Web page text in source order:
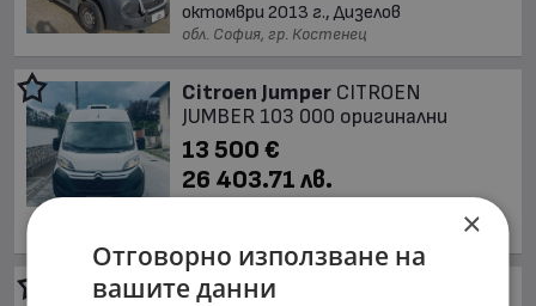
октомври 2013 г., Дизелов
обл. София, гр. Костенец
Citroen Jumper CITROEN
JUMBER 103 000 оригинални
13 500 €
26 403.71 лв.
Fiat Ducato
×
Отговорно използване на
вашите данни